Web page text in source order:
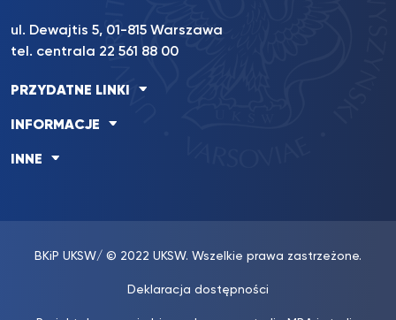
ul. Dewajtis 5, 01-815 Warszawa
tel. centrala 22 561 88 00
PRZYDATNE LINKI
INFORMACJE
INNE
BKiP UKSW/ © 2022 UKSW. Wszelkie prawa zastrzeżone.
Deklaracja dostępności